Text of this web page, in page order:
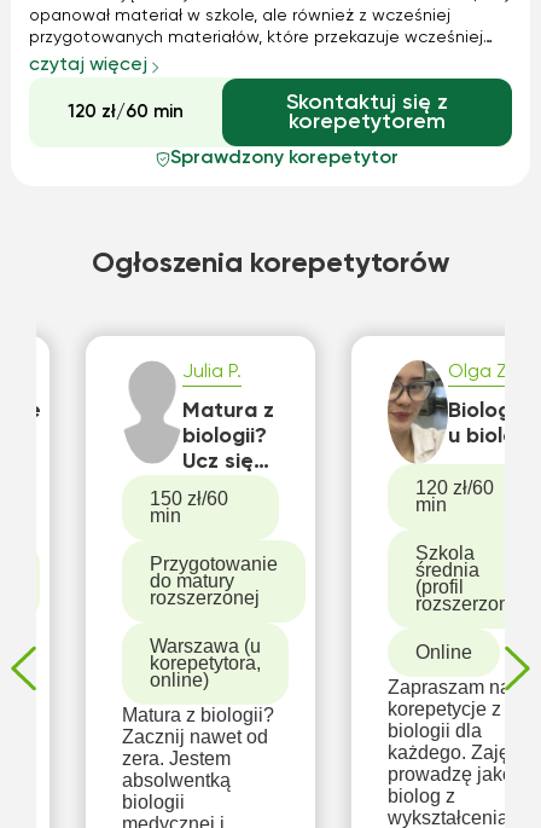
opanował materiał w szkole, ale również z wcześniej
przygotowanych materiałów, które przekazuje wcześniej
uczniom. Zapewniam indywidualne podejście, dużo
cierpliwości oraz bezstresową atmosferę.Na prośbę ucznia
zadaję pracę domową z wcześniej przygotowanych przez
siebie zadań, które następnie sprawdzam a błędy są
omawiane na następnych zajęciach.
czytaj więcej
120 zł/60 min
Skontaktuj się z
korepetytorem
Sprawdzony korepetytor
Ogłoszenia korepetytorów
Julia P.
Matura z
biologii?
Ucz się
mądrzej,
nie dłużej
150 zł/60
min
Przygotowanie
do matury
rozszerzonej
Warszawa (u
korepetytora,
online)
Matura z biologii?
Zacznij nawet od
zera. Jestem
absolwentką
biologii
medycznej i
Olga Z.
Biologia
u biologa
120 zł/60
min
Szkola
średnia
(profil
rozszerzony)
Online
Zapraszam na
korepetycje z
biologii dla
każdego. Zajęcia
prowadzę jako
biolog z
wykształcenia,